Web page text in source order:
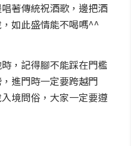
著傳統祝酒歌，邊把酒
如此盛情能不喝嗎^^
，記得腳不能踩在門檻
進門時一定要跨越門
境問俗，大家一定要遵